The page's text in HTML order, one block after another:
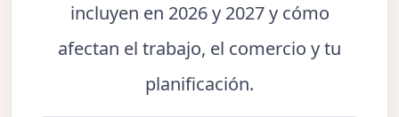
incluyen en 2026 y 2027 y cómo
afectan el trabajo, el comercio y tu
planificación.